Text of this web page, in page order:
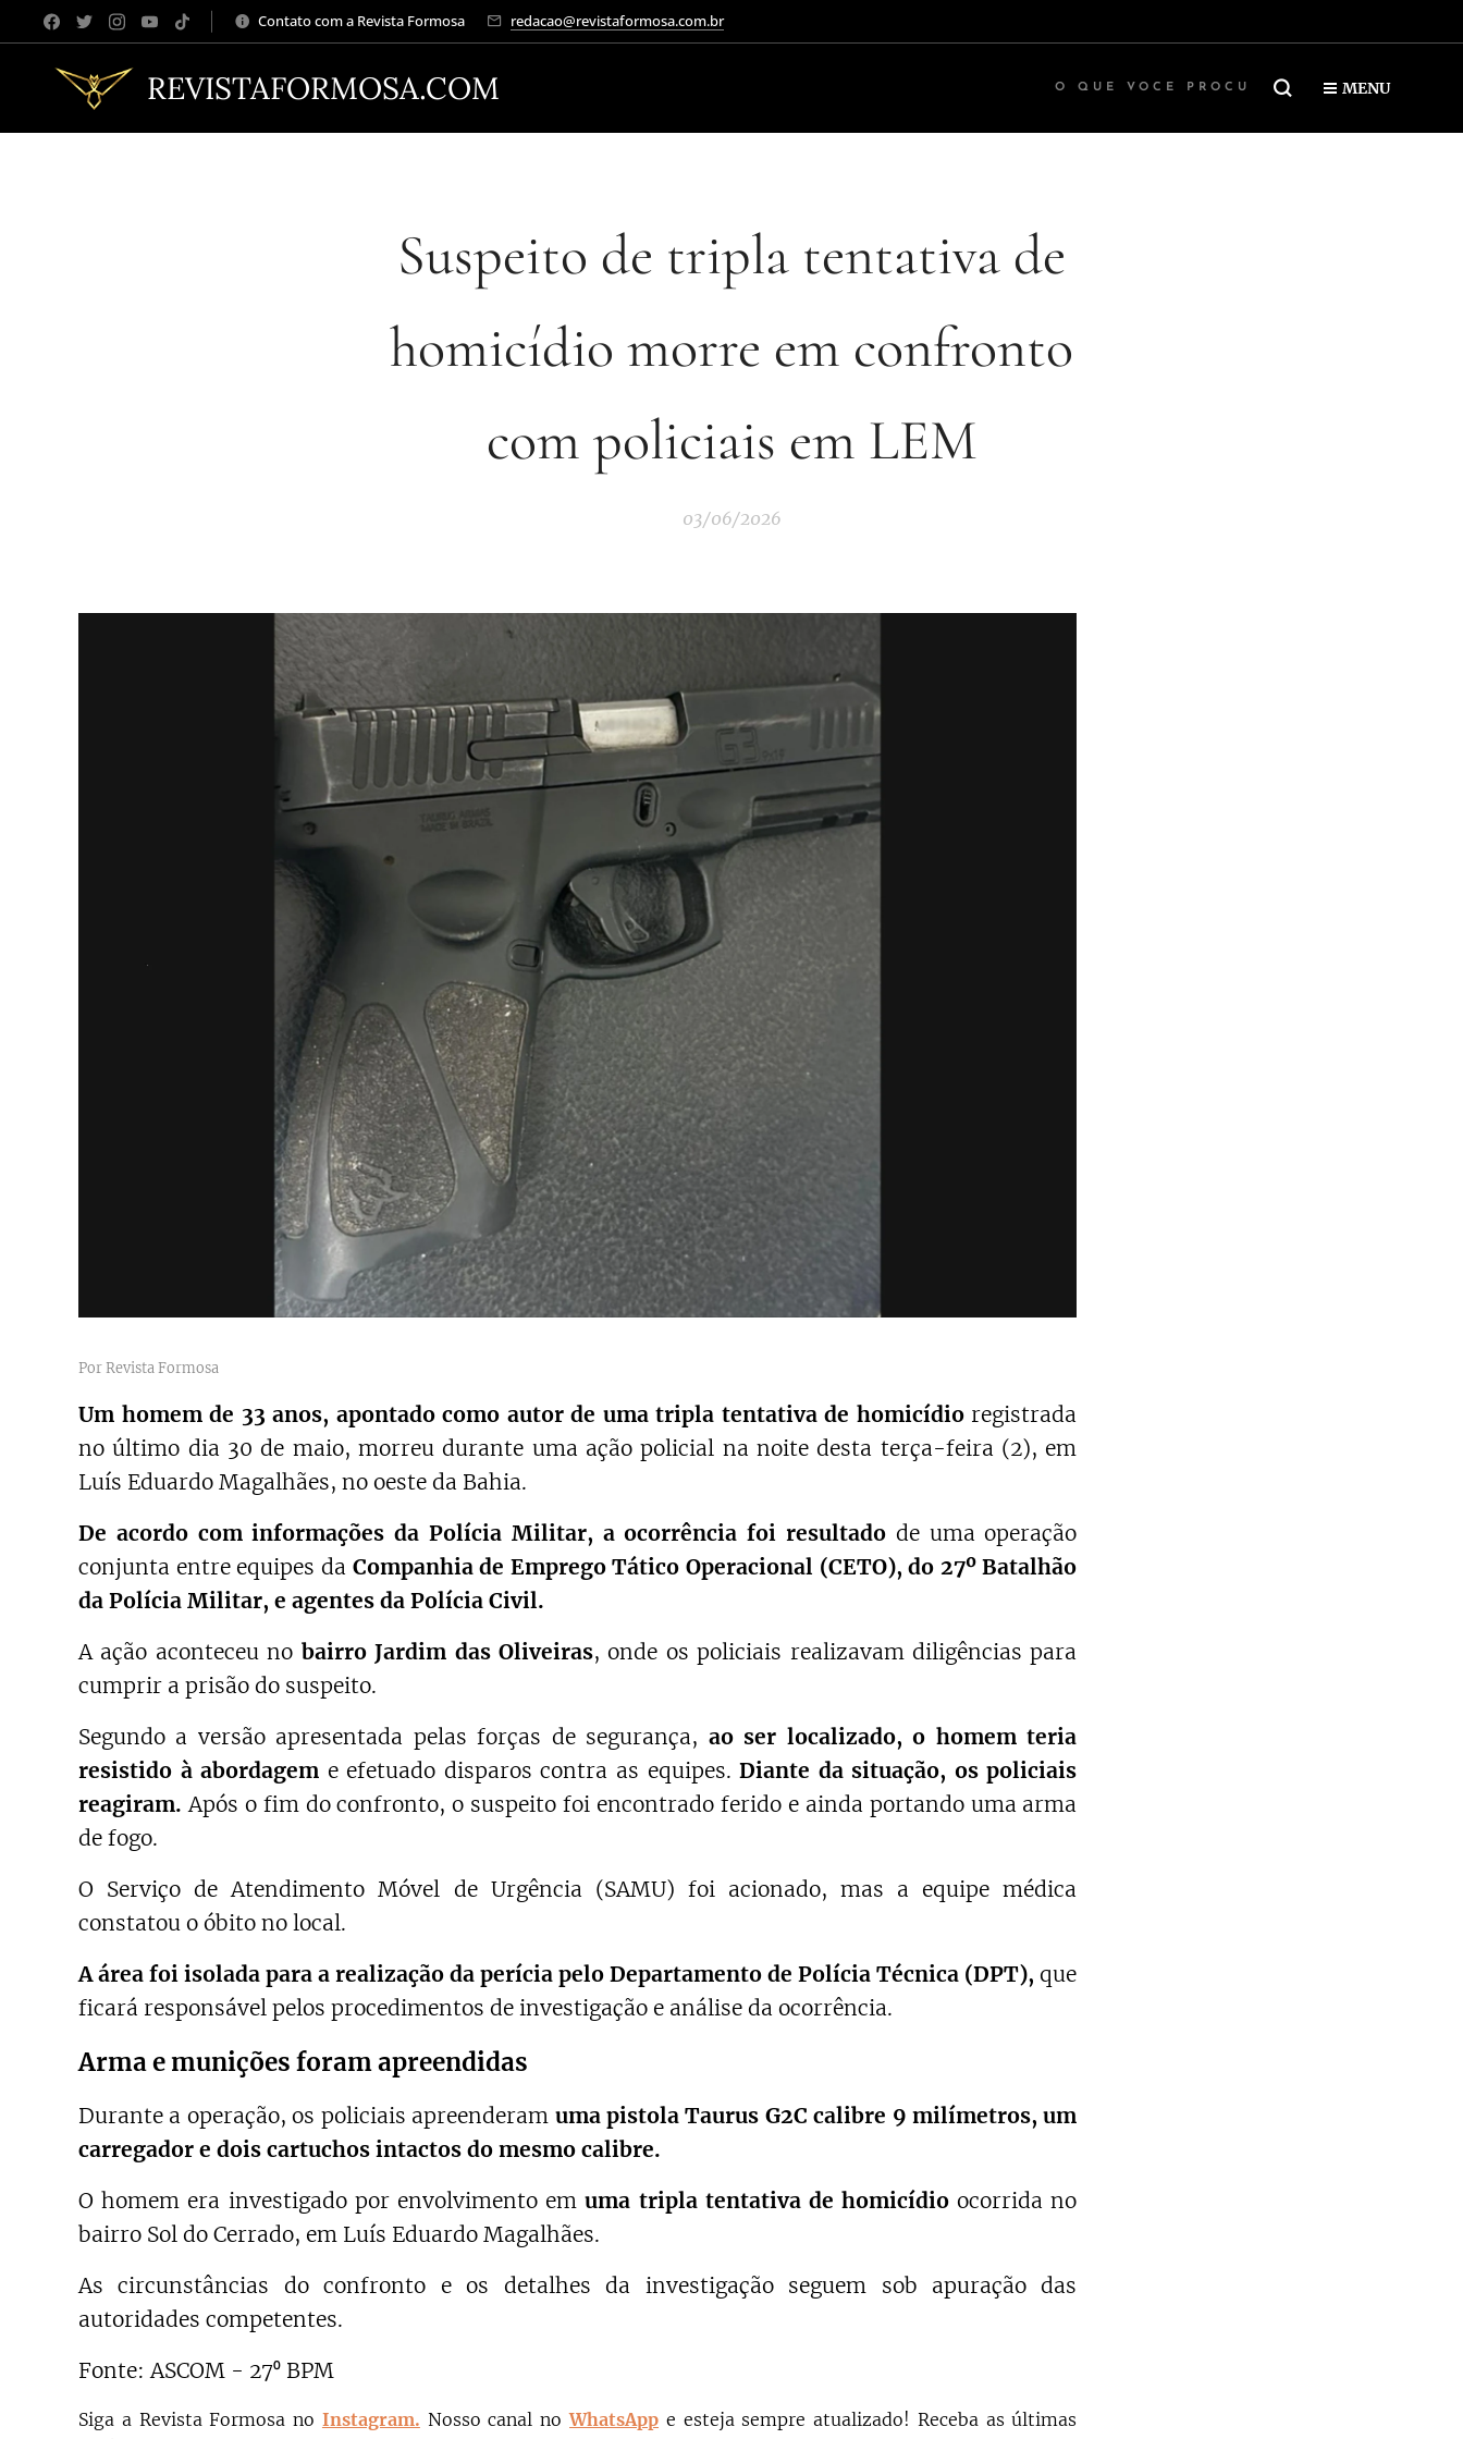
Contato com a Revista Formosa redacao@revistaformosa.com.br
REVISTAFORMOSA.COM MENU
Suspeito de tripla tentativa de
homicídio morre em confronto
com policiais em LEM
03/06/2026
Por Revista Formosa
Um homem de 33 anos, apontado como autor de uma tripla tentativa de homicídioregistrada
no último dia 30 de maio, morreu durante uma ação policial na noite desta terça-feira (2), em
Luís Eduardo Magalhães, no oeste da Bahia.
De acordo com informações da Polícia Militar, a ocorrência foi resultado de uma operação
conjunta entre equipes da Companhia de Emprego Tático Operacional (CETO), do 27º Batalhão
da Polícia Militar, e agentes da Polícia Civil.
A ação aconteceu no bairro Jardim das Oliveiras, onde os policiais realizavam diligências para
cumprir a prisão do suspeito.
Segundo a versão apresentada pelas forças de segurança, ao ser localizado, o homem teria
resistido à abordagem e efetuado disparos contra as equipes.Diante da situação, os policiais
reagiram. Após o fim do confronto, o suspeito foi encontrado ferido e ainda portando uma arma
de fogo.
O Serviço de Atendimento Móvel de Urgência (SAMU) foi acionado, mas a equipe médica
constatou o óbito no local.
A área foi isolada para a realização da perícia pelo Departamento de Polícia Técnica (DPT), que
ficará responsável pelos procedimentos de investigação e análise da ocorrência.
Arma e munições foram apreendidas
Durante a operação, os policiais apreenderam uma pistola Taurus G2C calibre 9 milímetros, um
carregador e dois cartuchos intactos do mesmo calibre.
O homem era investigado por envolvimento emuma tripla tentativa de homicídio ocorrida no
bairro Sol do Cerrado, em Luís Eduardo Magalhães.
As circunstâncias do confronto e os detalhes da investigação seguem sob apuração das
autoridades competentes.
Fonte: ASCOM - 27⁰ BPM
Siga a Revista Formosa no Instagram. Nosso canal noWhatsApp e esteja sempre atualizado! Receba as últimas